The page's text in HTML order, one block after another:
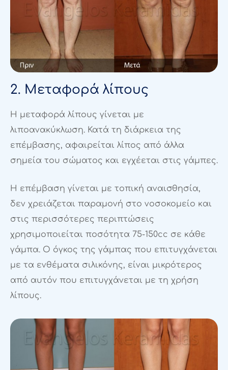
2. Μεταφορά λίπους
Η μεταφορά λίπους γίνεται με
λιποανακύκλωση. Κατά τη διάρκεια της
επέμβασης, αφαιρείται λίπος από άλλα
σημεία του σώματος και εγχέεται στις γάμπες.
Η επέμβαση γίνεται με τοπική αναισθησία,
δεν χρειάζεται παραμονή στο νοσοκομείο και
στις περισσότερες περιπτώσεις
χρησιμοποιείται ποσότητα 75-150cc σε κάθε
γάμπα. Ο όγκος της γάμπας που επιτυγχάνεται
με τα ενθέματα σιλικόνης, είναι μικρότερος
από αυτόν που επιτυγχάνεται με τη χρήση
λίπους.